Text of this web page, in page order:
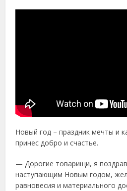
Новый год – праздник мечты и
принес добро и счастье.
— Дорогие товарищи, я
наступающим Новым годом,
равновесия и материального